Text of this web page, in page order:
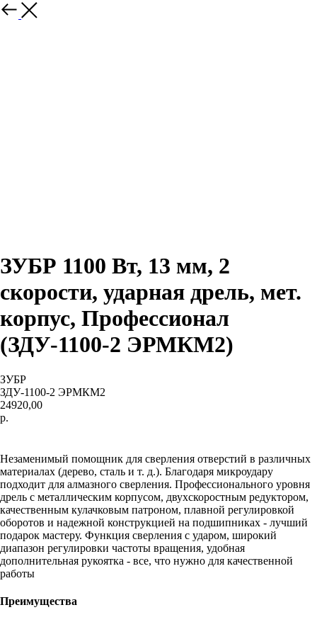
ЗУБР 1100 Вт, 13 мм, 2
скорости, ударная дрель, мет.
корпус, Профессионал
(ЗДУ-1100-2 ЭРМКМ2)
ЗУБР
ЗДУ-1100-2 ЭРМКМ2
24920,00
р.
Незаменимый помощник для сверления отверстий в различных
материалах (дерево, сталь и т. д.). Благодаря микроудару
подходит для алмазного сверления. Профессионального уровня
дрель с металлическим корпусом, двухскоростным редуктором,
качественным кулачковым патроном, плавной регулировкой
оборотов и надежной конструкцией на подшипниках - лучший
подарок мастеру. Функция сверления с ударом, широкий
диапазон регулировки частоты вращения, удобная
дополнительная рукоятка - все, что нужно для качественной
работы
Преимущества